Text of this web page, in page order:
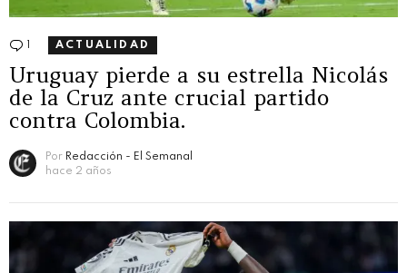
Comentario
ACTUALIDAD
Uruguay pierde a su estrella Nicolás
de la Cruz ante crucial partido
contra Colombia.
Por Redacción - El Semanal
hace 2 años